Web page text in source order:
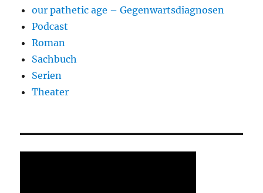
our pathetic age – Gegenwartsdiagnosen
Podcast
Roman
Sachbuch
Serien
Theater